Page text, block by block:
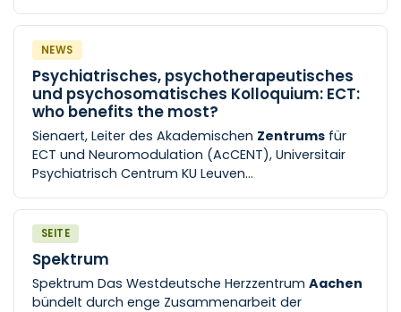
NEWS
Psychiatrisches, psychotherapeutisches
und psychosomatisches Kolloquium: ECT:
who benefits the most?
Sienaert, Leiter des Akademischen Zentrums für
ECT und Neuromodulation (AcCENT), Universitair
Psychiatrisch Centrum KU Leuven
Psychiatrie, Psychotherapie
SEITE
Spektrum
Spektrum Das Westdeutsche Herzzentrum Aachen
bündelt durch enge Zusammenarbeit der